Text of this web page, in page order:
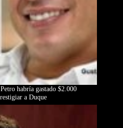
habría gastado $2.000
a Duque